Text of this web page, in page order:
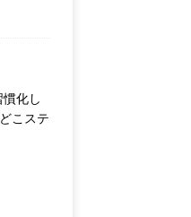
化し
こステ